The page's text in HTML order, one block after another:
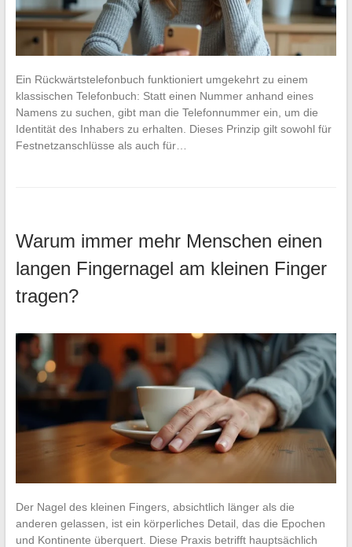
Ein Rückwärtstelefonbuch funktioniert umgekehrt zu einem
klassischen Telefonbuch: Statt einen Nummer anhand eines
Namens zu suchen, gibt man die Telefonnummer ein, um die
Identität des Inhabers zu erhalten. Dieses Prinzip gilt sowohl für
Festnetzanschlüsse als auch für…
Warum immer mehr Menschen einen
langen Fingernagel am kleinen Finger
tragen?
Der Nagel des kleinen Fingers, absichtlich länger als die
anderen gelassen, ist ein körperliches Detail, das die Epochen
und Kontinente überquert. Diese Praxis betrifft hauptsächlich